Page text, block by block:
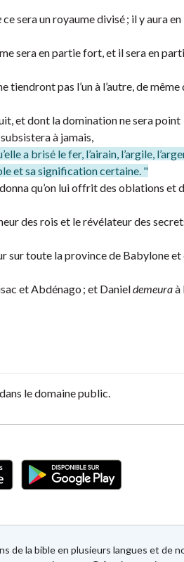
ce sera un royaume divisé ; il y aura
sera en partie fort, et il sera en
tiendront pas l’un à l’autre, de même
et dont la domination ne sera point
à jamais,
a brisé le fer, l’airain, l’argile,
et sa signification certaine. "
qu’on lui offrit des oblations et
des rois et le révélateur des
sur toute la province de Babylone et
et Abdénago ; et Danieldemeuraà
le domaine public.
de la bible en plusieurs langues et de